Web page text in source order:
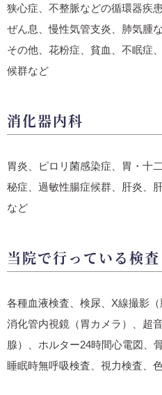
狭心症、不整脈などの循環器疾患
ぜん息、慢性気管支炎、肺気腫
その他、花粉症、貧血、不眠症
候群など
消化器内科
胃炎、ピロリ菌感染症、胃・十
秘症、過敏性腸症候群、肝炎、
など
当院で行っている検査
各種血液検査、検尿、X線撮影
消化管内視鏡（胃カメラ）、超
腺）、ホルター24時間心電図、
睡眠時無呼吸検査、視力検査、